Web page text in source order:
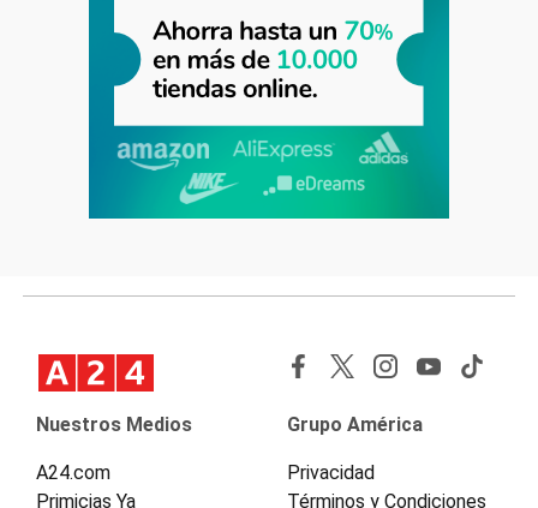
Nuestros Medios
A24.com
Primicias Ya
Grupo América
Privacidad
Términos y Condiciones